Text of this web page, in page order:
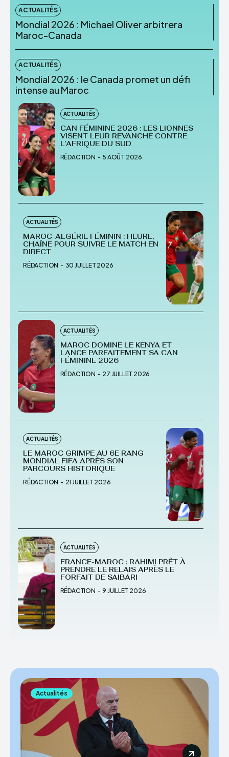
ACTUALITÉS
Mondial 2026 : Michael Oliver arbitrera
Maroc-Canada
ACTUALITÉS
Mondial 2026 : le Canada promet un défi
intense au Maroc
ACTUALITÉS
CAN FÉMININE 2026 : LES LIONNES
VISENT LEUR REVANCHE CONTRE
L’AFRIQUE DU SUD
RÉDACTION - 5 AOÛT 2026
ACTUALITÉS
MAROC-ALGÉRIE FÉMININ : HEURE,
CHAÎNE POUR SUIVRE LE MATCH EN
DIRECT
RÉDACTION - 30 JUILLET 2026
ACTUALITÉS
MAROC DOMINE LE KENYA ET
LANCE PARFAITEMENT SA CAN
FÉMININE 2026
RÉDACTION - 27 JUILLET 2026
ACTUALITÉS
LE MAROC GRIMPE AU 6E RANG
MONDIAL FIFA APRÈS SON
PARCOURS HISTORIQUE
RÉDACTION - 21 JUILLET 2026
ACTUALITÉS
FRANCE-MAROC : RAHIMI PRÊT À
PRENDRE LE RELAIS APRÈS LE
FORFAIT DE SAIBARI
RÉDACTION - 9 JUILLET 2026
Actualités